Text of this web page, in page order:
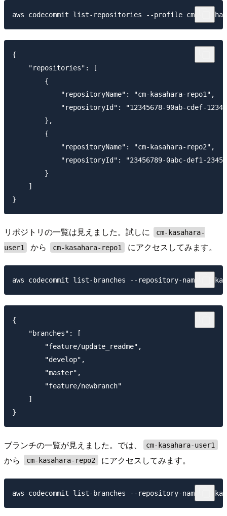
{
    "repositories": [
        {
            "repositoryName": "cm-kasahara-repo1",
"repositoryId": "12345678-90ab-cdef-
        },
        {
            "repositoryName": "cm-kasahara-repo2",
"repositoryId": "23456789-0abc-def1-
        }
    ]
リポジトリの一覧は見えました。試しに
cm-kasahara-
user1
から cm-kasahara-repo1 にアクセスしてみます。
{
    "branches": [
        "feature/update_readme",
        "develop",
        "master",
        "feature/newbranch"
    ]
ブランチの一覧が見えました。では、 cm-kasahara-user1
から cm-kasahara-repo2 にアクセスしてみます。